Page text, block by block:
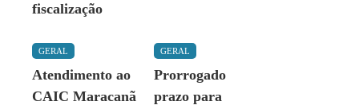
fiscalização
GERAL
Atendimento ao
CAIC Maracanã
GERAL
Prorrogado
prazo para